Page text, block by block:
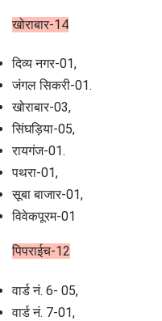
खोराबार-14
दिव्य नगर-01,
जंगल सिकरी-01.
खोराबार-03,
सिंघड़िया-05,
रायगंज-01.
पथरा-01,
सूबा बाजार-01,
विवेकपूरम-01
पिपराईच-12
वार्ड नं. 6- 05,
वार्ड नं. 7-01,